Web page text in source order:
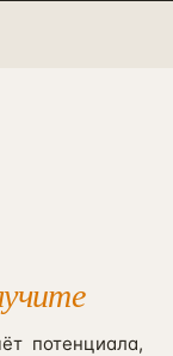
потенциала,